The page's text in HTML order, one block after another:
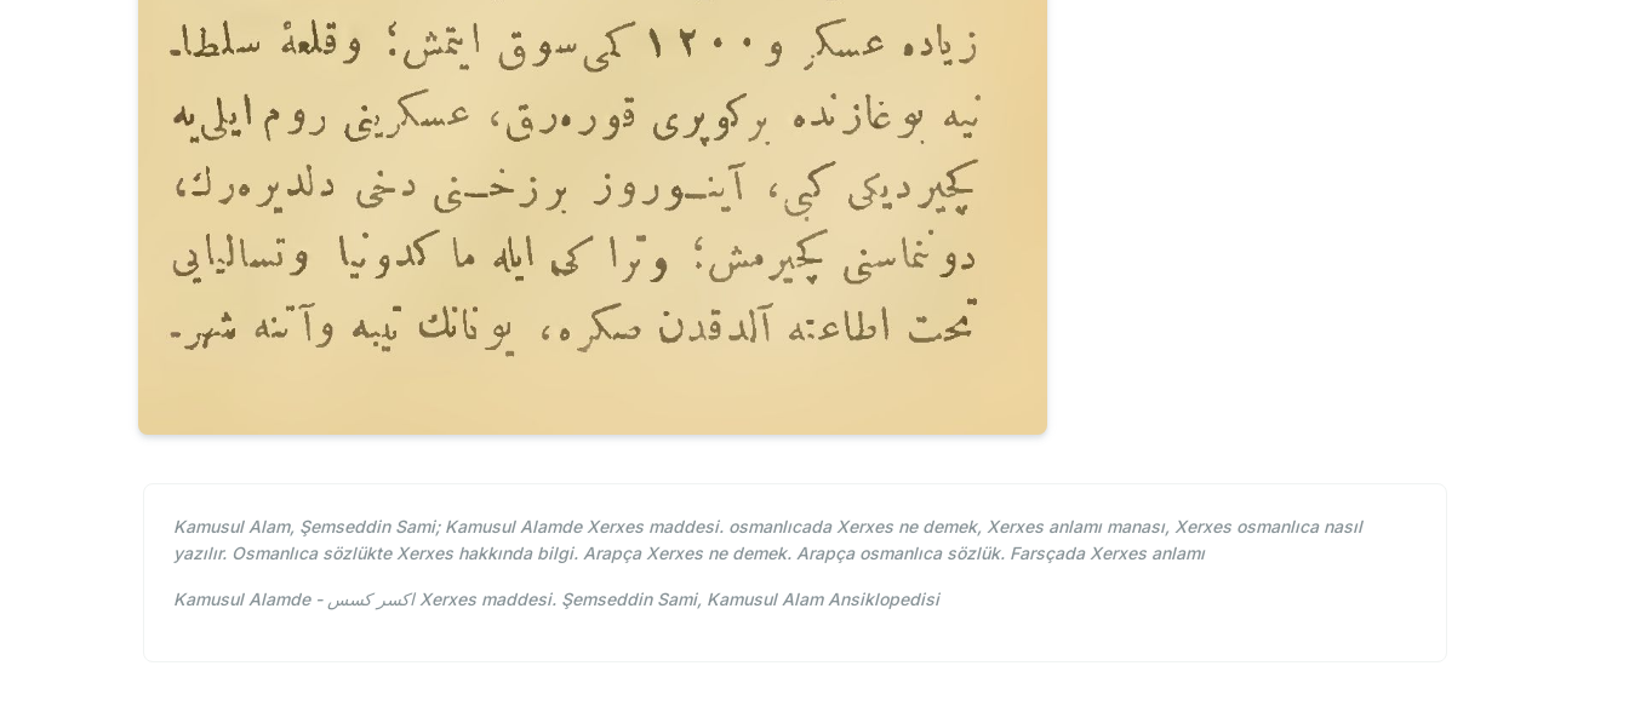
Kamusul Alam, Şemseddin Sami; Kamusul Alamde Xerxes maddesi. osmanlıcada Xerxes ne demek, Xerxes anlamı manası, Xerxes osmanlıca nasıl
yazılır. Osmanlıca sözlükte Xerxes hakkında bilgi. Arapça Xerxes ne demek. Arapça osmanlıca sözlük. Farsçada Xerxes anlamı
Kamusul Alamde - اكسر كسس Xerxes maddesi. Şemseddin Sami, Kamusul Alam Ansiklopedisi